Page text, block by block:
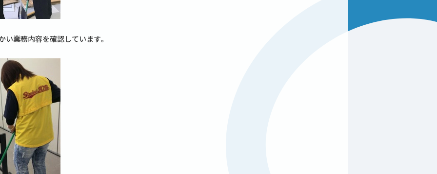
業務内容を確認しています。